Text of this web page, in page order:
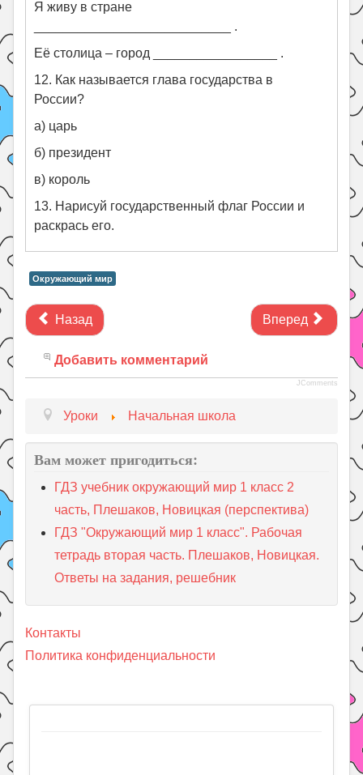
Я живу в стране
___________________________ .
Её столица – город _________________ .
12. Как называется глава государства в
России?
а) царь
б) президент
в) король
13. Нарисуй государственный флаг России и
раскрась его.
Окружающий мир
Назад Вперед
Добавить комментарий
JComments
Уроки Начальная школа
Вам может пригодиться:
ГДЗ учебник окружающий мир 1 класс 2
часть, Плешаков, Новицкая (перспектива)
ГДЗ "Окружающий мир 1 класс". Рабочая
тетрадь вторая часть. Плешаков, Новицкая.
Ответы на задания, решебник
Контакты
Политика конфиденциальности